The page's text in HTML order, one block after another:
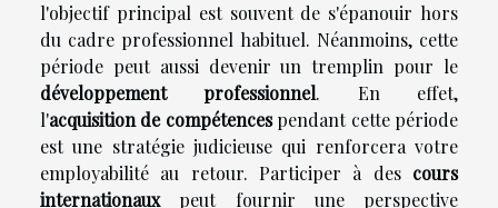
l'objectif principal est souvent de s'épanouir hors
du cadre professionnel habituel. Néanmoins, cette
période peut aussi devenir un tremplin pour le
développement professionnel. En effet,
l'acquisition de compétencespendant cette période
est une stratégie judicieuse qui renforcera votre
employabilité au retour. Participer à des cours
internationauxpeut fournir une perspective